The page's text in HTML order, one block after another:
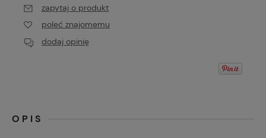
zapytaj o produkt
poleć znajomemu
dodaj opinię
OPIS